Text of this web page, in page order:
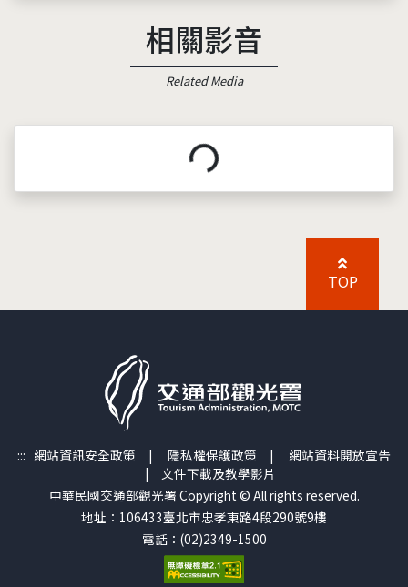
相關影音
Related Media
載入中...
TOP
::: 網站資訊安全政策 | 隱私權保護政策 | 網站資料開放宣告
| 文件下載及教學影片
中華民國交通部觀光署 Copyright © All rights reserved.
地址：106433臺北市忠孝東路4段290號9樓
電話：(02)2349-1500